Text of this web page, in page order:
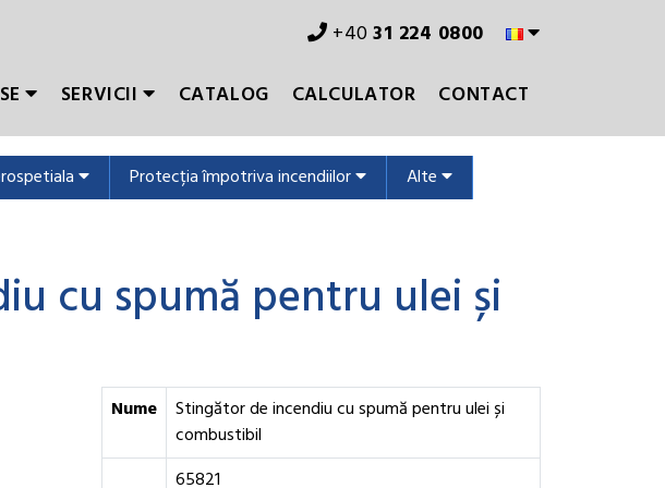
+4031 224 0800
SERVICII CATALOG CALCULATOR CONTACT
Protecția împotriva incendiilor Alte
cu spumă pentru ulei și
Nume
Stingător de incendiu cu spumă pentru ulei și
combustibil
65821